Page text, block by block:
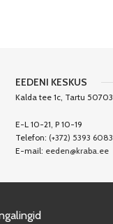
EEDENI KESKUS
Kalda tee 1c, Tartu 50703
E-L 10-21, P 10-19
Telefon: (+372) 5393 6083
E-mail: eeden@kraba.ee